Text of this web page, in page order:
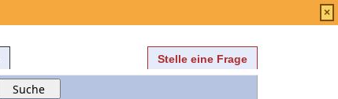
Stelle eine Frage
×